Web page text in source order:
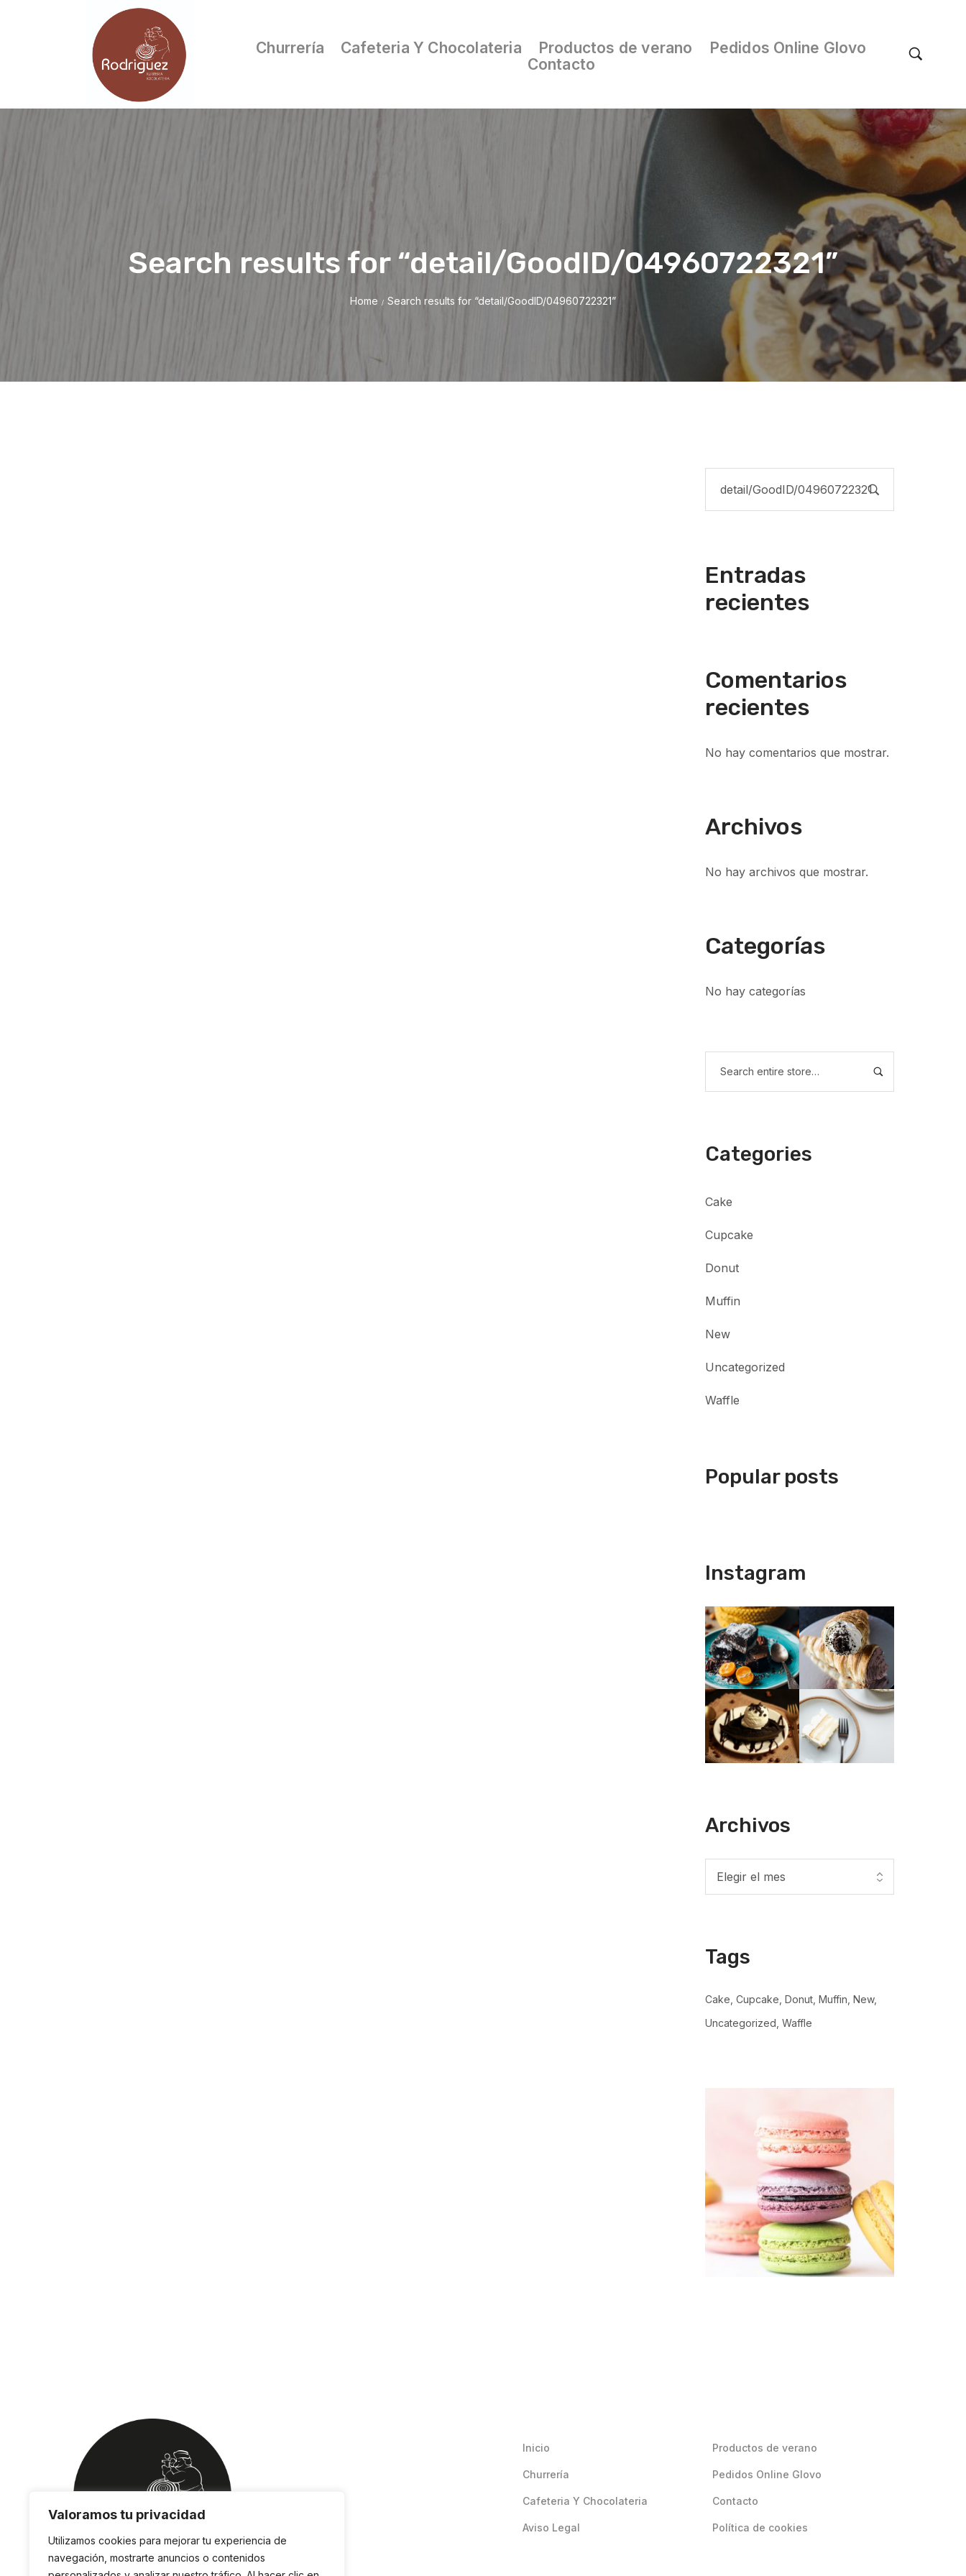
Valoramos tu privacidad
Utilizamos cookies para mejorar tu experiencia de
navegación, mostrarte anuncios o contenidos
Churrería Cafeteria Y Chocolateria Productos de verano
Pedidos Online Glovo
Contacto
Search results for “detail/GoodID/04960722321”
Home / Search results for “detail/GoodID/04960722321”
Entradas
recientes
Comentarios
recientes
No hay comentarios que mostrar.
Archivos
No hay archivos que mostrar.
Categorías
No hay categorías
Categories
Cake
Cupcake
Donut
Muffin
New
Uncategorized
Waffle
Popular posts
Instagram
Archivos
Tags
Cake Cupcake Donut Muffin New
Uncategorized Waffle
Inicio
Churrería
Cafeteria Y Chocolateria
Aviso Legal
Productos de verano
Pedidos Online Glovo
Contacto
Política de cookies